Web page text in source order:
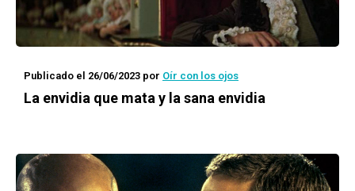
Publicado el 26/06/2023 por Oír con los ojos
La envidia que mata y la sana envidia